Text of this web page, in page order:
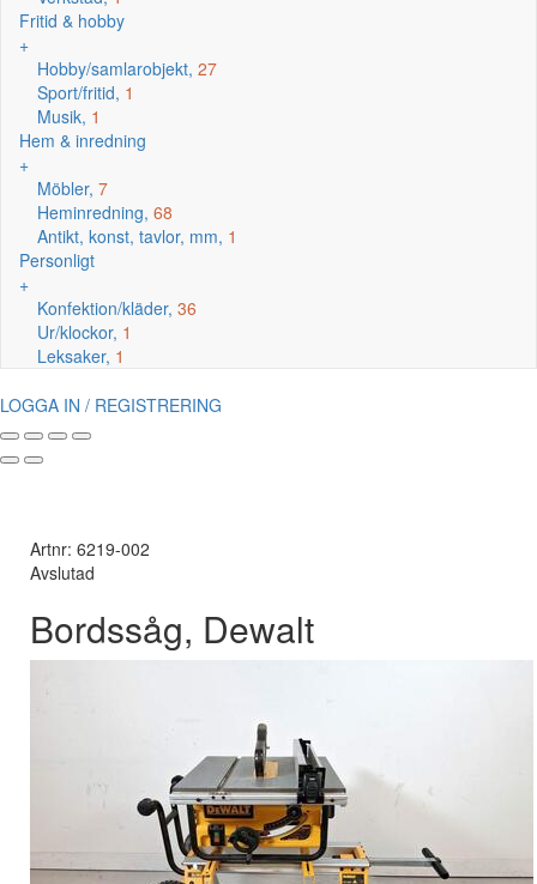
Fritid & hobby
+
Hobby/samlarobjekt, 27
Sport/fritid, 1
Musik, 1
Hem & inredning
+
Möbler, 7
Heminredning, 68
Antikt, konst, tavlor, mm, 1
Personligt
+
Konfektion/kläder, 36
Ur/klockor, 1
Leksaker, 1
LOGGA IN / REGISTRERING
Artnr: 6219-002
Avslutad
Bordssåg, Dewalt